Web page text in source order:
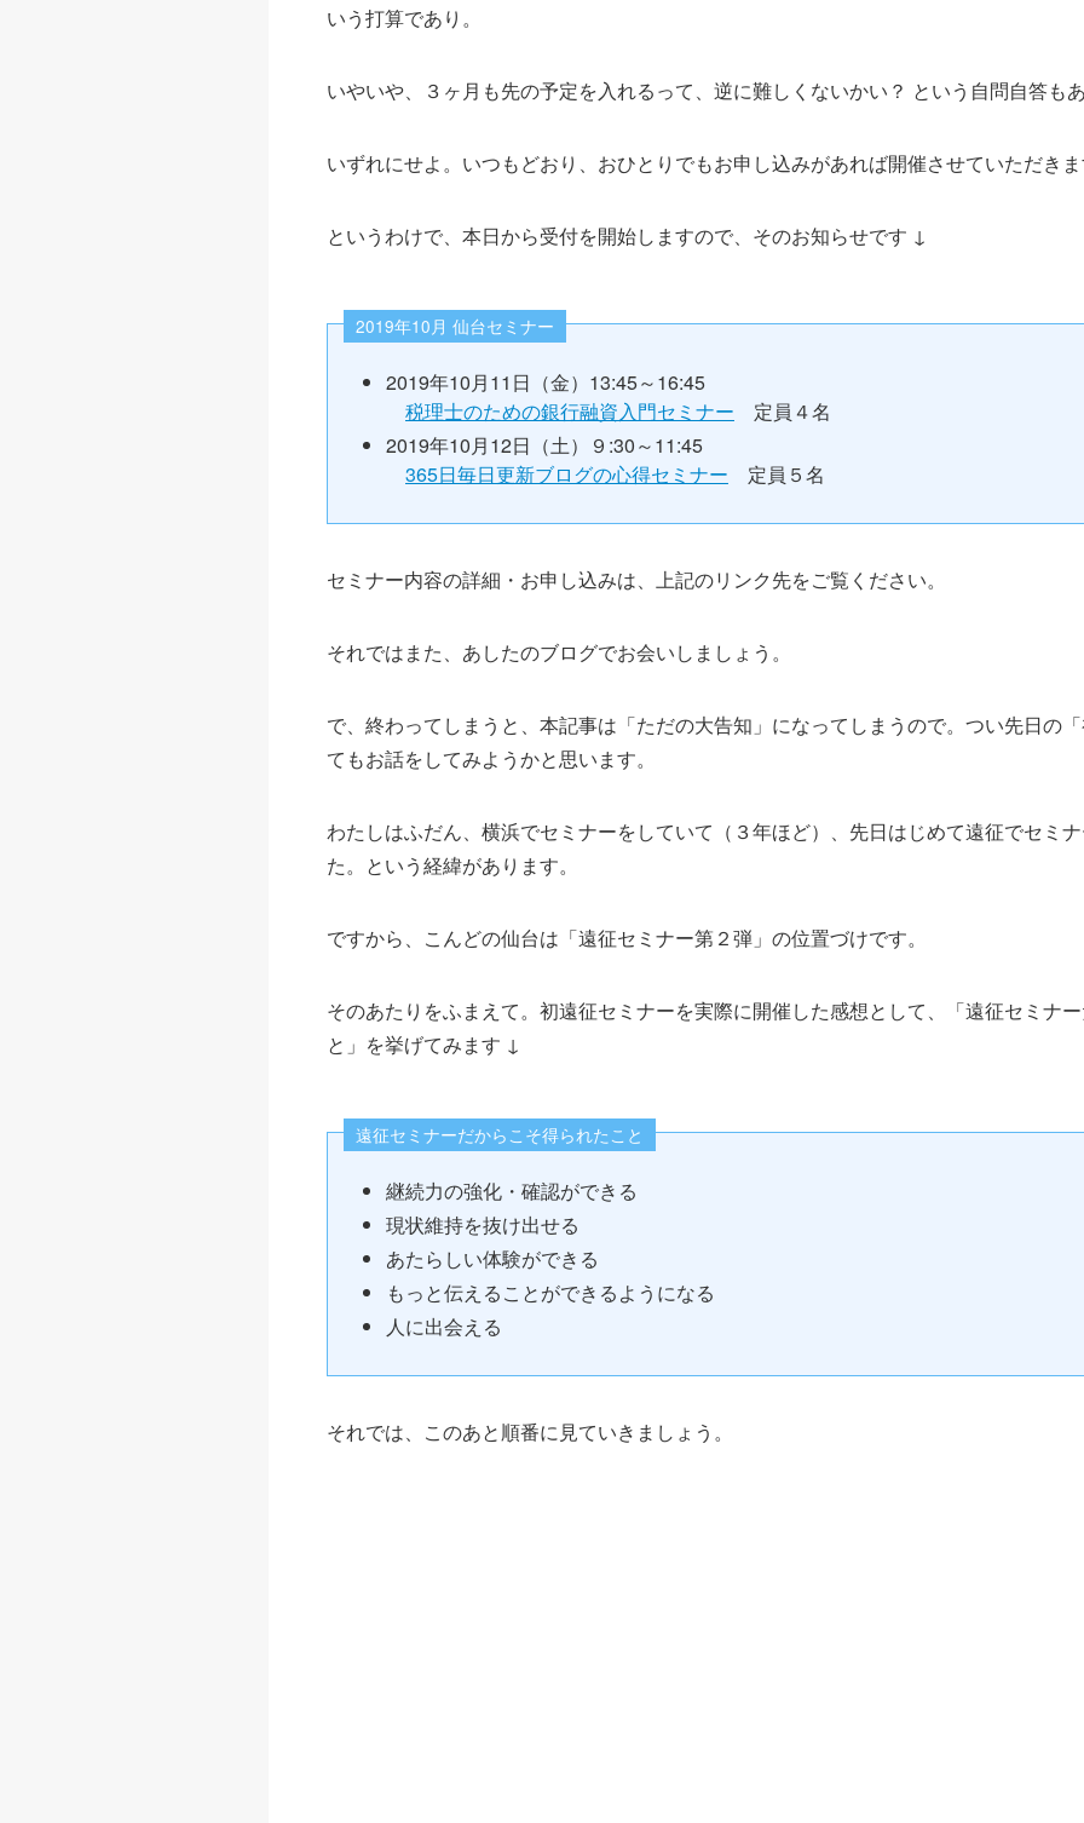
いう打算であり。
いやいや、３ヶ月も先の予定を入れるって、逆に難しくないかい？ という自問自答も
いずれにせよ。いつもどおり、おひとりでもお申し込みがあれば開催させていただき
というわけで、本日から受付を開始しますので、そのお知らせです ↓
2019年10月 仙台セミナー
2019年10月11日（金）13:45～16:45
税理士のための銀行融資入門セミナー 定員４名
2019年10月12日（土）９:30～11:45
365日毎日更新ブログの心得セミナー 定員５名
セミナー内容の詳細・お申し込みは、上記のリンク先をご覧ください。
それではまた、あしたのブログでお会いしましょう。
で、終わってしまうと、本記事は「ただの大告知」になってしまうので。つい先日の
てもお話をしてみようかと思います。
わたしはふだん、横浜でセミナーをしていて（３年ほど）、先日はじめて遠征でセミ
た。という経緯があります。
ですから、こんどの仙台は「遠征セミナー第２弾」の位置づけです。
そのあたりをふまえて。初遠征セミナーを実際に開催した感想として、「遠征セミナ
と」を挙げてみます ↓
遠征セミナーだからこそ得られたこと
継続力の強化・確認ができる
現状維持を抜け出せる
あたらしい体験ができる
もっと伝えることができるようになる
人に出会える
それでは、このあと順番に見ていきましょう。